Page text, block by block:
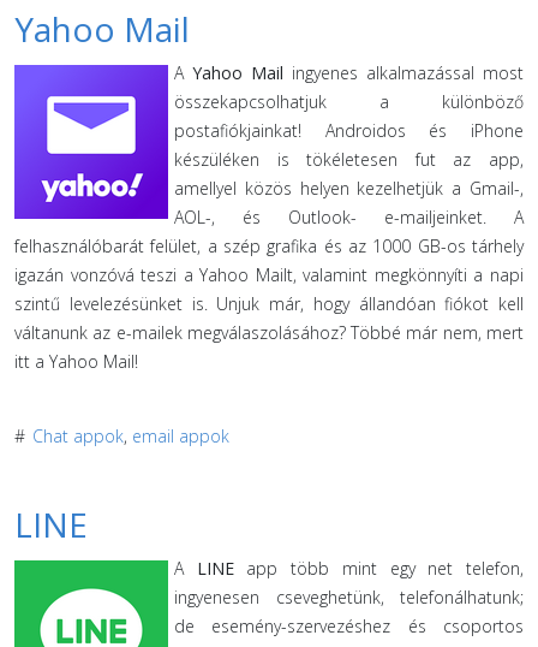
Yahoo Mail
A Yahoo Mail ingyenes alkalmazással most
összekapcsolhatjuk a különböző
postafiókjainkat! Androidos és iPhone
készüléken is tökéletesen fut az app,
amellyel közös helyen kezelhetjük a Gmail-,
AOL-, és Outlook- e-mailjeinket. A
felhasználóbarát felület, a szép grafika és az 1000 GB-os tárhely
igazán vonzóvá teszi a Yahoo Mailt, valamint megkönnyíti a napi
szintű levelezésünket is. Unjuk már, hogy állandóan fiókot kell
váltanunk az e-mailek megválaszolásához? Többé már nem, mert
itt a Yahoo Mail!
# Chat appok, email appok
LINE
A LINEapp több mint egy net telefon,
ingyenesen cseveghetünk, telefonálhatunk;
de esemény-szervezéshez és csoportos